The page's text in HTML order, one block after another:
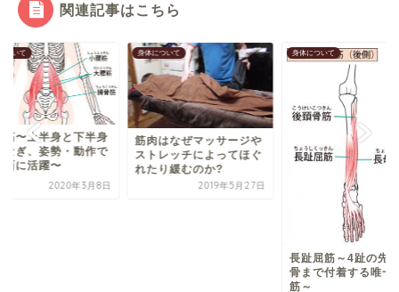
関連記事はこちら
ついて
はなぜマッサージや
レッチによってほぐ
り緩むのか?
2019年5月27日
身体について 身体について
進化・変化は最低限
則であることを忘れ
い〜筋肉がついてく
2018年2